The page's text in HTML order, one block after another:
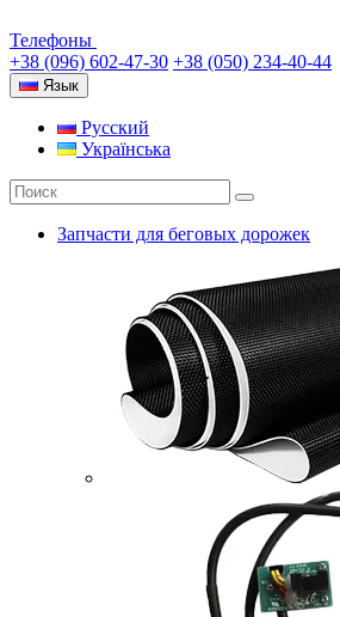
Телефоны
+38 (096) 602-47-30 +38 (050) 234-40-44
Язык
Русский
Українська
Запчасти для беговых дорожек